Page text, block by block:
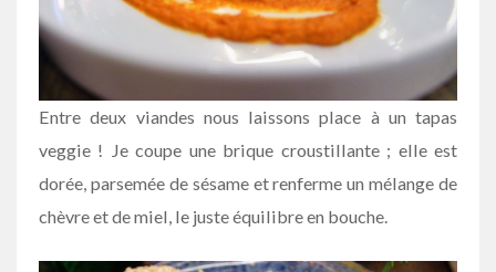
Entre deux viandes nous laissons place à un tapas
veggie ! Je coupe une brique croustillante ; elle est
dorée, parsemée de sésame et renferme un mélange de
chèvre et de miel, le juste équilibre en bouche.